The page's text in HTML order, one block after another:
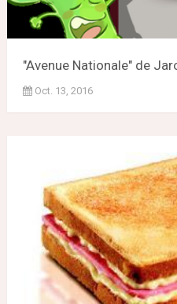
"Avenue Nationale" de
Oct. 13, 2016